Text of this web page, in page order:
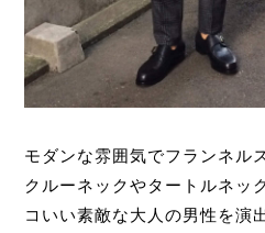
モダンな雰囲気でフランネル
クルーネックやタートルネッ
コいい素敵な大人の男性を演